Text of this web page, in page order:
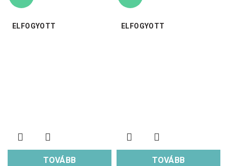
ELFOGYOTT
TOVÁBB
ELFOGYOTT
TOVÁBB